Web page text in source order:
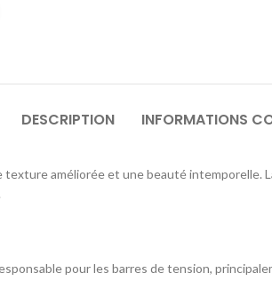
DESCRIPTION INFORMATIONS
améliorée et une beauté intemporelle.
pour les barres de tension,